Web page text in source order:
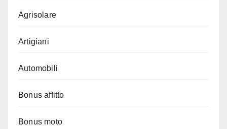
Agrisolare
Artigiani
Automobili
Bonus affitto
Bonus moto